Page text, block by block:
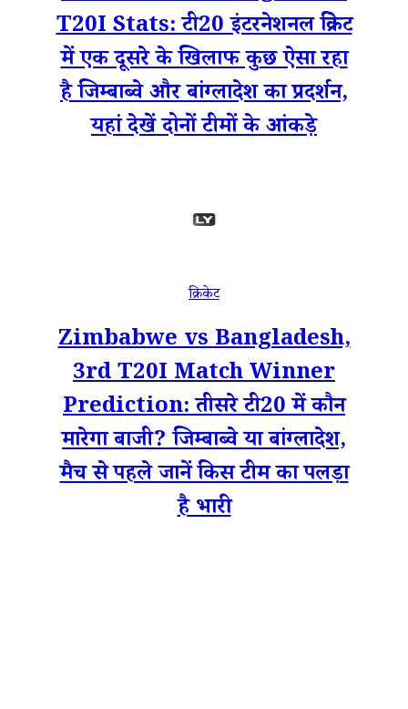
T20I Stats: टी20 इंटरनेशनल क्रिकेट
में एक दूसरे के खिलाफ कुछ ऐसा रहा
है जिम्बाब्वे और बांग्लादेश का प्रदर्शन,
यहां देखें दोनों टीमों के आंकड़े
क्रिकेट
Zimbabwe vs Bangladesh,
3rd T20I Match Winner
Prediction: तीसरे टी20 में कौन
मारेगा बाजी? जिम्बाब्वे या बांग्लादेश,
मैच से पहले जानें किस टीम का पलड़ा
है भारी